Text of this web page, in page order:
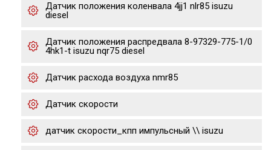
Датчик положения коленвала 4jj1 nlr85 isuzu
diesel
Датчик положения распредвала 8-97329-775-1/0
4hk1-t isuzu nqr75 diesel
Датчик расхода воздуха nmr85
Датчик скорости
датчик скорости_кпп импульсный \\ isuzu